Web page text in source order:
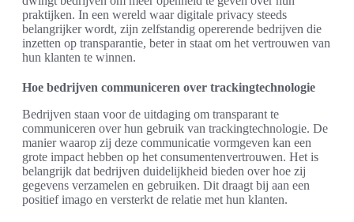
praktijken. In een wereld waar digitale privacy steeds
belangrijker wordt, zijn zelfstandig opererende bedrijven die
inzetten op transparantie, beter in staat om het vertrouwen van
hun klanten te winnen.
Hoe bedrijven communiceren over trackingtechnologie
Bedrijven staan voor de uitdaging om transparant te
communiceren over hun gebruik van trackingtechnologie. De
manier waarop zij deze communicatie vormgeven kan een
grote impact hebben op het consumentenvertrouwen. Het is
belangrijk dat bedrijven duidelijkheid bieden over hoe zij
gegevens verzamelen en gebruiken. Dit draagt bij aan een
positief imago en versterkt de relatie met hun klanten.